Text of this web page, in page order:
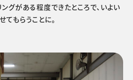
グがある程度できたところで、いよい
もらうことに。